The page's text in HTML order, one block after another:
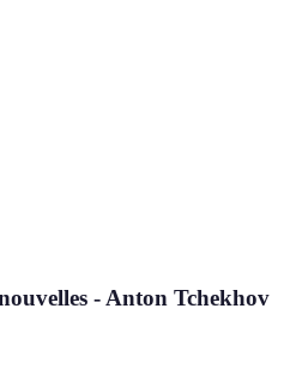
- Anton Tchekhov